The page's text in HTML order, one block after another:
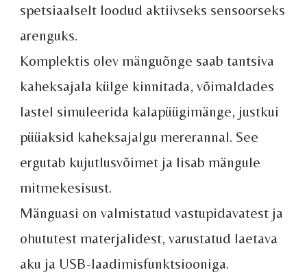
spetsiaalselt loodud aktiivseks sensoorseks
arenguks.
Komplektis olev mänguõnge saab tantsiva
kaheksajala külge kinnitada, võimaldades
lastel simuleerida kalapüügimänge, justkui
püüaksid kaheksajalgu mererannal. See
ergutab kujutlusvõimet ja lisab mängule
mitmekesisust.
Mänguasi on valmistatud vastupidavatest ja
ohututest materjalidest, varustatud laetava
aku ja USB-laadimisfunktsiooniga.